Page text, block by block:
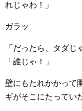
れじゃわ！」
ガラッ
「だったら、タダじ
「誰じゃ！」
壁にもたれかかって
ギがそこにたってい